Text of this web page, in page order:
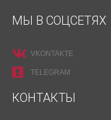
МЫ В СОЦСЕТЯХ
VKONTAKTE
TELEGRAM
КОНТАКТЫ